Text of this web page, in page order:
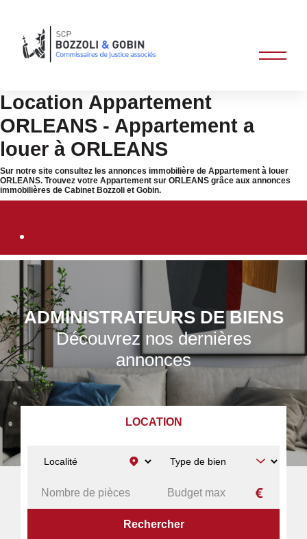
Location Appartement
ORLEANS - Appartement a
louer à ORLEANS
Sur notre site consultez les annonces immobilière de Appartement à louer
ORLEANS. Trouvez votre Appartement sur ORLEANS grâce aux annonces
immobilières de Cabinet Bozzoli et Gobin.
ADMINISTRATEURS DE BIENS
Découvrez nos dernières
annonces
LOCATION
APPARTEMENT